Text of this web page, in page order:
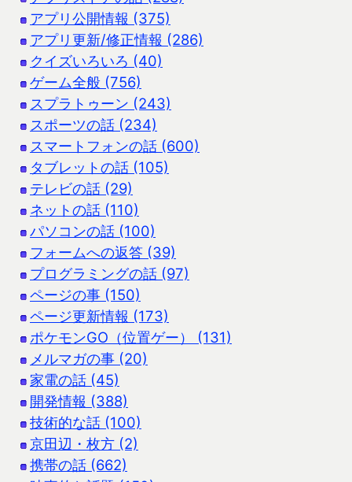
アプリ公開情報 (375)
アプリ更新/修正情報 (286)
クイズいろいろ (40)
ゲーム全般 (756)
スプラトゥーン (243)
スポーツの話 (234)
スマートフォンの話 (600)
タブレットの話 (105)
テレビの話 (29)
ネットの話 (110)
パソコンの話 (100)
フォームへの返答 (39)
プログラミングの話 (97)
ページの事 (150)
ページ更新情報 (173)
ポケモンGO（位置ゲー） (131)
メルマガの事 (20)
家電の話 (45)
開発情報 (388)
技術的な話 (100)
京田辺・枚方 (2)
携帯の話 (662)